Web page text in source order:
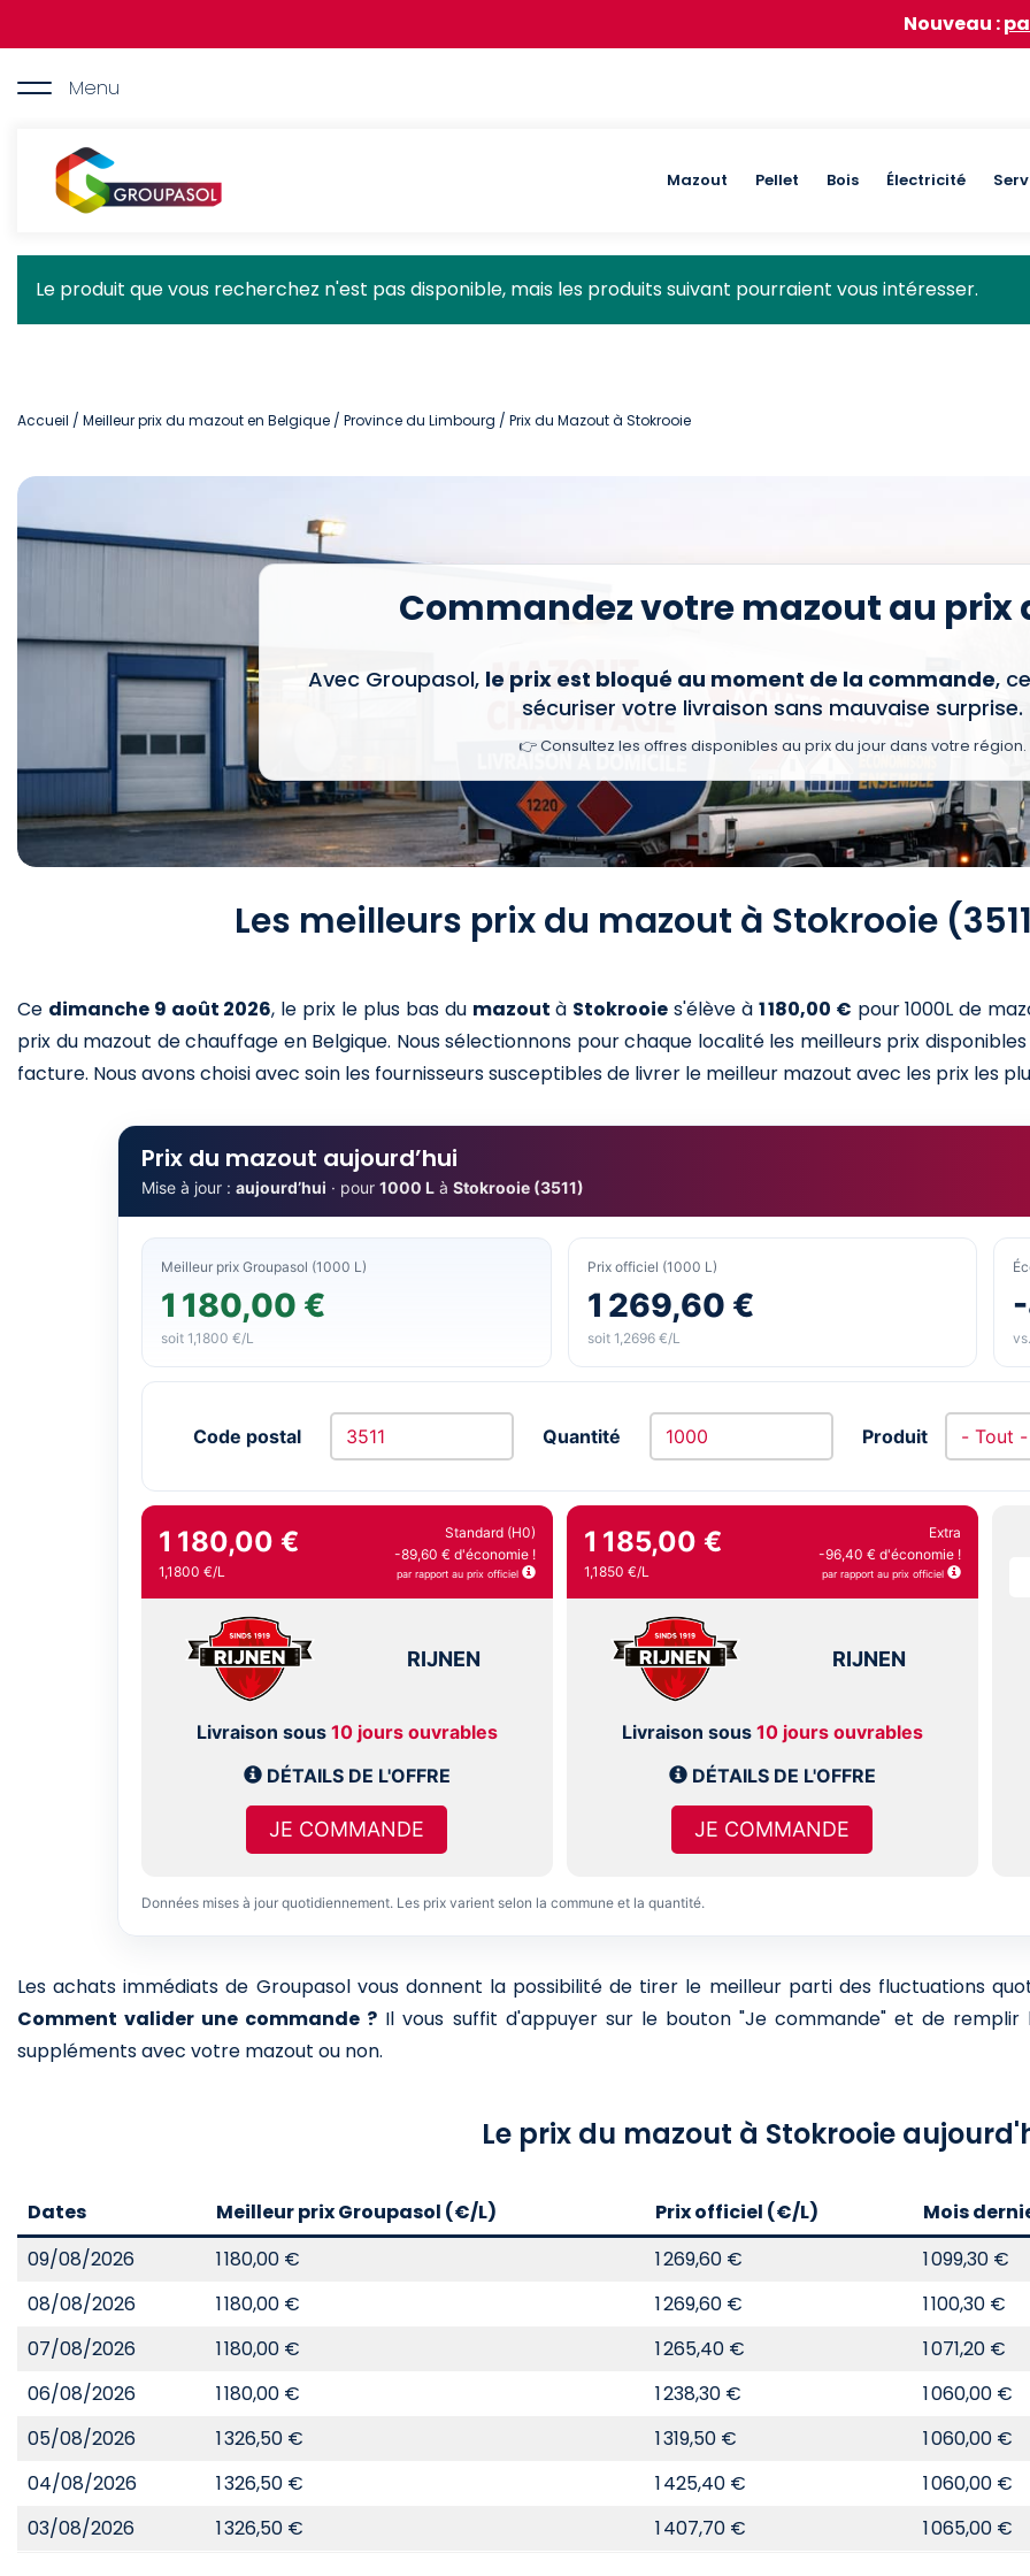
principal
participez à
Menu
Groupasol
Main
Mazout Pellet Bois Électricité
Message
d'état
Le produit que vous recherchez n'est pas disponible, mais les produits suivant pourraient vous intéresser.
Accueil / Meilleur prix du mazout en Belgique / Province du Limbourg / Prix du Mazout à Stokrooie
Commandez votre mazout au prix
Avec Groupasol, le prix est bloqué au moment de la commande,
sécuriser votre livraison sans mauvaise surprise.
👉 Consultez les offres disponibles au prix du jour dans votre région.
Les meilleurs prix du mazout à Stokrooie
Ce dimanche 9 août 2026, le prix le plus bas du mazout à Stokrooie s'élève à 1 180,00 € pour 1000L de
prix du mazout de chauffage en Belgique. Nous sélectionnons pour chaque localité les meilleurs prix
facture. Nous avons choisi avec soin les fournisseurs susceptibles de livrer le meilleur mazout avec les prix les
Prix du mazout aujourd’hui
Mise à jour : aujourd’hui · pour 1000 L à Stokrooie (3511)
Meilleur prix Groupasol (1000 L)
1 180,00 €
soit 1,1800 €/L
Prix officiel (1000 L)
1 269,60 €
soit 1,2696 €/L
Code postal Quantité Produit
1 180,00 €
1,1800 €/L
Standard (H0)
-89,60 € d'économie !
par rapport au prix officiel
RIJNEN
Livraison sous 10 jours ouvrables
DÉTAILS DE L'OFFRE
JE COMMANDE
1 185,00 €
1,1850 €/L
Extra
-96,40 € d'économie !
par rapport au prix officiel
RIJNEN
Livraison sous 10 jours ouvrables
DÉTAILS DE L'OFFRE
JE COMMANDE
Données mises à jour quotidiennement. Les prix varient selon la commune et la quantité.
Les achats immédiats de Groupasol vous donnent la possibilité de tirer le meilleur parti des fluctuations
Comment valider une commande ? Il vous suffit d'appuyer sur le bouton "Je commande" et de
suppléments avec votre mazout ou non.
Le prix du mazout à Stokrooie
Dates Meilleur prix Groupasol (€/L) Prix officiel (€/L)
Mois
09/08/2026
1 180,00 € 1 269,60 €
1 099,30 €
08/08/2026
1 180,00 € 1 269,60 €
1 100,30 €
07/08/2026
1 180,00 € 1 265,40 €
1 071,20 €
06/08/2026
1 180,00 € 1 238,30 €
1 060,00 €
05/08/2026
1 326,50 € 1 319,50 €
1 060,00 €
04/08/2026
1 326,50 € 1 425,40 €
1 060,00 €
03/08/2026
1 326,50 € 1 407,70 € 1 065,00 €